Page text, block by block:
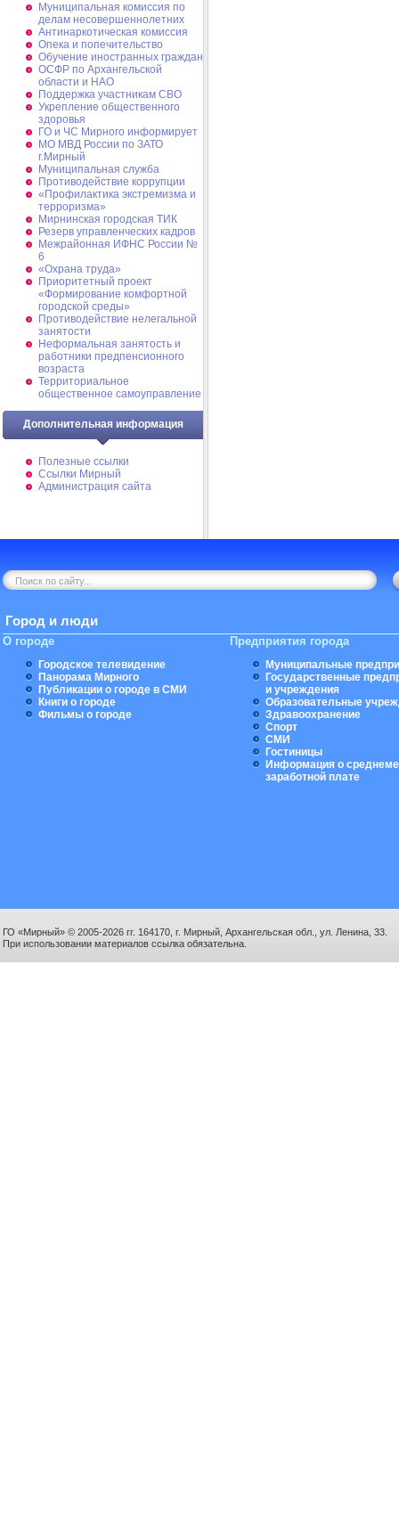
Муниципальная комиссия по
делам несовершеннолетних
Антинаркотическая комиссия
Опека и попечительство
Обучение иностранных граждан
ОСФР по Архангельской
области и НАО
Поддержка участникам СВО
Укрепление общественного
здоровья
ГО и ЧС Мирного информирует
МО МВД России по ЗАТО
г.Мирный
Муниципальная cлужба
Противодействие коррупции
«Профилактика экстремизма и
терроризма»
Мирнинская городская ТИК
Резерв управленческих кадров
Межрайонная ИФНС России №
6
«Охрана труда»
Приоритетный проект
«Формирование комфортной
городской среды»
Противодействие нелегальной
занятости
Неформальная занятость и
работники предпенсионного
возраста
Территориальное
общественное самоуправление
Дополнительная информация
Полезные ссылки
Ссылки Мирный
Администрация сайта
Город и люди
О городе
Городское телевидение
Панорама Мирного
Публикации о городе в СМИ
Книги о городе
Фильмы о городе
Предприятия города
Муниципальные
Государственные
и учреждения
Образовательные
Здравоохранение
Спорт
СМИ
Гостиницы
Информация о
заработной плате
ГО «Мирный» © 2005-2026 гг. 164170, г. Мирный, Архангельская обл., ул. Ленина, 33.
При использовании материалов ссылка обязательна.